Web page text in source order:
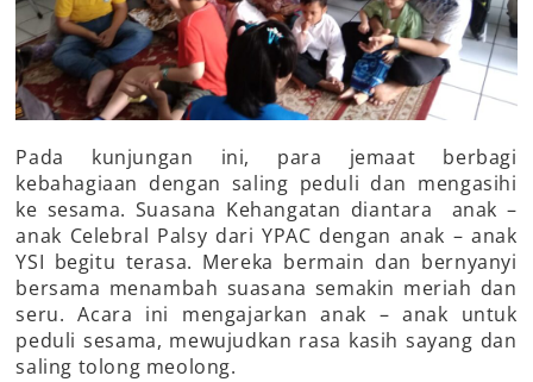
Pada kunjungan ini, para jemaat berbagi
kebahagiaan dengan saling peduli dan mengasihi
ke sesama. Suasana Kehangatan diantara anak –
anak Celebral Palsy dari YPAC dengan anak – anak
YSI begitu terasa. Mereka bermain dan bernyanyi
bersama menambah suasana semakin meriah dan
seru. Acara ini mengajarkan anak – anak untuk
peduli sesama, mewujudkan rasa kasih sayang dan
saling tolong meolong.